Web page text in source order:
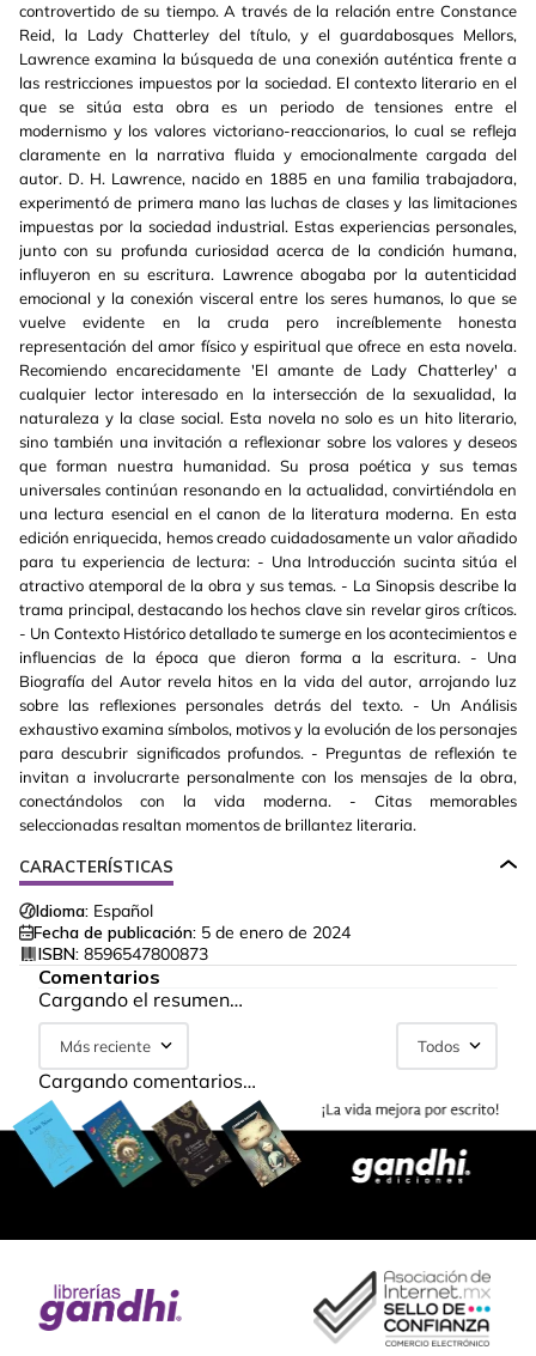
controvertido de su tiempo. A través de la relación entre Constance
Reid, la Lady Chatterley del título, y el guardabosques Mellors,
Lawrence examina la búsqueda de una conexión auténtica frente a
las restricciones impuestos por la sociedad. El contexto literario en el
que se sitúa esta obra es un periodo de tensiones entre el
modernismo y los valores victoriano-reaccionarios, lo cual se refleja
claramente en la narrativa fluida y emocionalmente cargada del
autor. D. H. Lawrence, nacido en 1885 en una familia trabajadora,
experimentó de primera mano las luchas de clases y las limitaciones
impuestas por la sociedad industrial. Estas experiencias personales,
junto con su profunda curiosidad acerca de la condición humana,
influyeron en su escritura. Lawrence abogaba por la autenticidad
emocional y la conexión visceral entre los seres humanos, lo que se
vuelve evidente en la cruda pero increíblemente honesta
representación del amor físico y espiritual que ofrece en esta novela.
Recomiendo encarecidamente 'El amante de Lady Chatterley' a
cualquier lector interesado en la intersección de la sexualidad, la
naturaleza y la clase social. Esta novela no solo es un hito literario,
sino también una invitación a reflexionar sobre los valores y deseos
que forman nuestra humanidad. Su prosa poética y sus temas
universales continúan resonando en la actualidad, convirtiéndola en
una lectura esencial en el canon de la literatura moderna. En esta
edición enriquecida, hemos creado cuidadosamente un valor añadido
para tu experiencia de lectura: - Una Introducción sucinta sitúa el
atractivo atemporal de la obra y sus temas. - La Sinopsis describe la
trama principal, destacando los hechos clave sin revelar giros críticos.
- Un Contexto Histórico detallado te sumerge en los acontecimientos e
influencias de la época que dieron forma a la escritura. - Una
Biografía del Autor revela hitos en la vida del autor, arrojando luz
sobre las reflexiones personales detrás del texto. - Un Análisis
exhaustivo examina símbolos, motivos y la evolución de los personajes
para descubrir significados profundos. - Preguntas de reflexión te
invitan a involucrarte personalmente con los mensajes de la obra,
conectándolos con la vida moderna. - Citas memorables
seleccionadas resaltan momentos de brillantez literaria.
CARACTERÍSTICAS
Idioma: Español
Fecha de publicación: 5 de enero de 2024
ISBN: 8596547800873
Comentarios
Cargando el resumen…
Más reciente Todos
Cargando comentarios…